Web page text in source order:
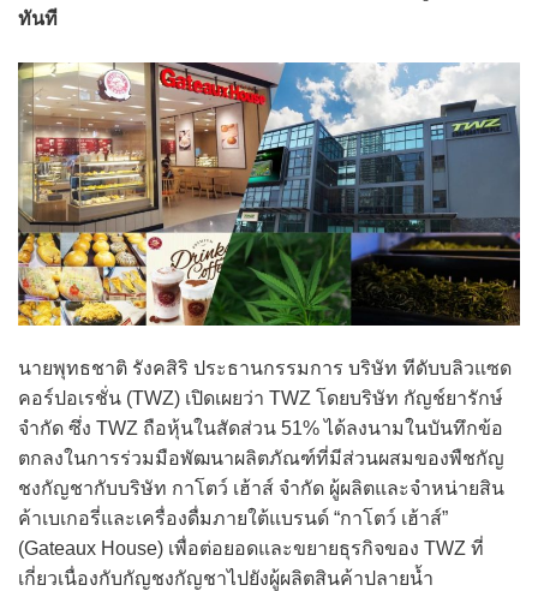
ทันที
นายพุทธชาติ รังคสิริ ประธานกรรมการ บริษัท ทีดับบลิวแซด
คอร์ปอเรชั่น (TWZ) เปิดเผยว่า TWZ โดยบริษัท กัญช์ยารักษ์
จำกัด ซึ่ง TWZ ถือหุ้นในสัดส่วน 51% ได้ลงนามในบันทึกข้อ
ตกลงในการร่วมมือพัฒนาผลิตภัณฑ์ที่มีส่วนผสมของพืชกัญ
ชงกัญชากับบริษัท กาโตว์ เฮ้าส์ จำกัด ผู้ผลิตและจำหน่ายสิน
ค้าเบเกอรี่และเครื่องดื่มภายใต้แบรนด์ “กาโตว์ เฮ้าส์”
(Gateaux House) เพื่อต่อยอดและขยายธุรกิจของ TWZ ที่
เกี่ยวเนื่องกับกัญชงกัญชาไปยังผู้ผลิตสินค้าปลายน้ำ